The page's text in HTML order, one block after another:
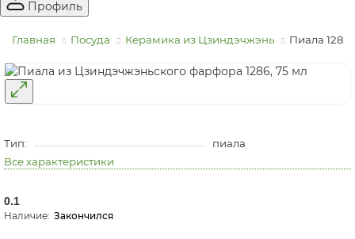
Профиль
Главная Посуда Керамика из Цзиндэчжэнь Пиала
Тип:
пиала
Все характеристики
0.1
Закончился